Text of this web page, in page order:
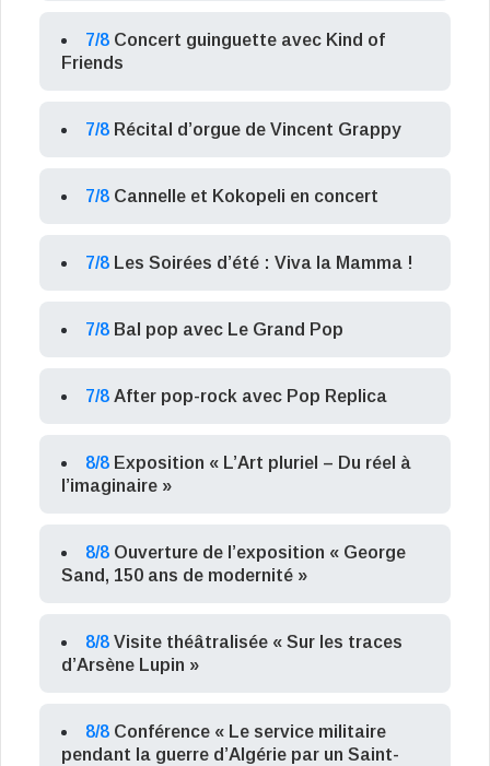
7/8 Concert guinguette avec Kind of
Friends
7/8 Récital d’orgue de Vincent Grappy
7/8 Cannelle et Kokopeli en concert
7/8 Les Soirées d’été : Viva la Mamma !
7/8 Bal pop avec Le Grand Pop
7/8 After pop-rock avec Pop Replica
8/8 Exposition « L’Art pluriel – Du réel à
l’imaginaire »
8/8 Ouverture de l’exposition « George
Sand, 150 ans de modernité »
8/8 Visite théâtralisée « Sur les traces
d’Arsène Lupin »
8/8 Conférence « Le service militaire
pendant la guerre d’Algérie par un Saint-